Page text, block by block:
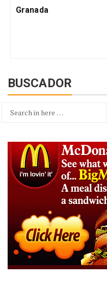
Post:
Granada
BUSCADOR
Search